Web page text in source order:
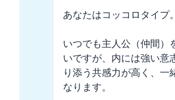
あなたはコッコロタイプ。
いつでも主人公（仲間）
いですが、内には強い意
り添う共感力が高く、
なります。